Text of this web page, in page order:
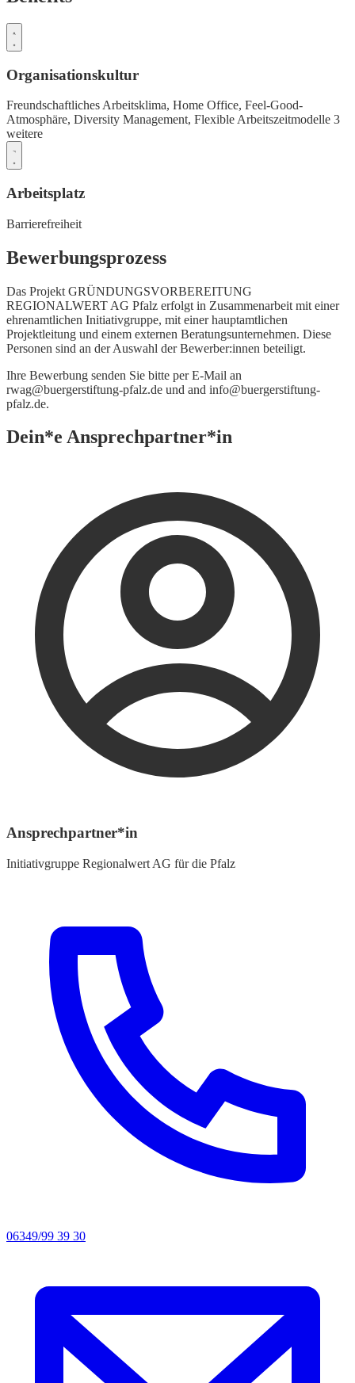
Organisationskultur
Freundschaftliches Arbeitsklima, Home Office, Feel-Good-
Atmosphäre, Diversity Management, Flexible Arbeitszeitmodelle 3
weitere
Arbeitsplatz
Barrierefreiheit
Bewerbungsprozess
Das Projekt GRÜNDUNGSVORBEREITUNG
REGIONALWERT AG Pfalz erfolgt in Zusammenarbeit mit einer
ehrenamtlichen Initiativgruppe, mit einer hauptamtlichen
Projektleitung und einem externen Beratungsunternehmen. Diese
Personen sind an der Auswahl der Bewerber:innen beteiligt.
Ihre Bewerbung senden Sie bitte per E-Mail an
rwag@buergerstiftung-pfalz.de und and info@buergerstiftung-
pfalz.de.
Dein*e Ansprechpartner*in
Ansprechpartner*in
Initiativgruppe Regionalwert AG für die Pfalz
06349/99 39 30